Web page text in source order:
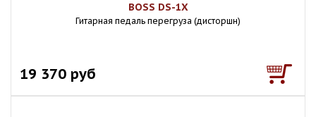
BOSS DS-1X
Гитарная педаль перегруза (дисторшн)
19 370 руб